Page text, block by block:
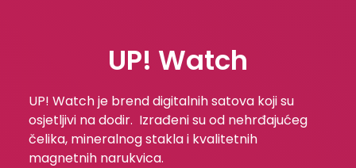
UP! Watch
UP! Watch je brend digitalnih satova koji su
osjetljivi na dodir. Izrađeni su od nehrđajućeg
čelika, mineralnog stakla i kvalitetnih
magnetnih narukvica.